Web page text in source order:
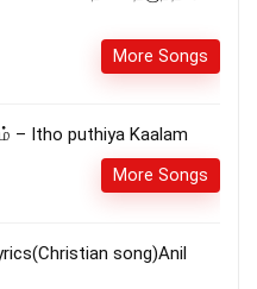
More Songs
– Itho puthiya Kaalam
More Songs
song)Anil